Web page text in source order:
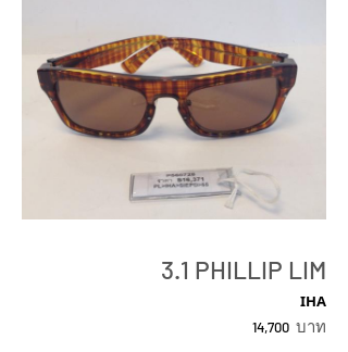
3.1 PHILLIP LIM
IHA
14,700 บาท